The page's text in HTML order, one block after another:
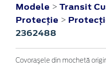
Modele > Transit
Protecţie >
2362488
Covoraşele din mochetă